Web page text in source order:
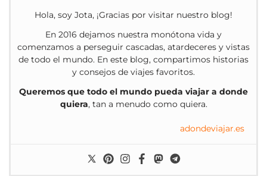
Hola, soy Jota, ¡Gracias por visitar nuestro blog!
En 2016 dejamos nuestra monótona vida y
comenzamos a perseguir cascadas, atardeceres y vistas
de todo el mundo. En este blog, compartimos historias
y consejos de viajes favoritos.
Queremos que todo el mundo pueda viajar a donde
quiera, tan a menudo como quiera.
adondeviajar.es